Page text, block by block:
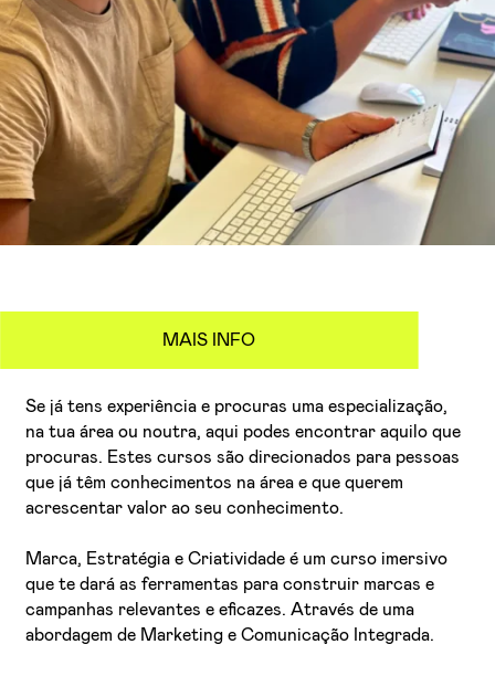
MAIS INFO
APRESENTAÇÃO
Se já tens experiência e procuras uma especialização,
na tua área ou noutra, aqui podes encontrar aquilo que
procuras. Estes cursos são direcionados para pessoas
que já têm conhecimentos na área e que querem
acrescentar valor ao seu conhecimento.
Marca, Estratégia e Criatividade é um curso imersivo
que te dará as ferramentas para construir marcas e
campanhas relevantes e eficazes. Através de uma
abordagem de Marketing e Comunicação Integrada.